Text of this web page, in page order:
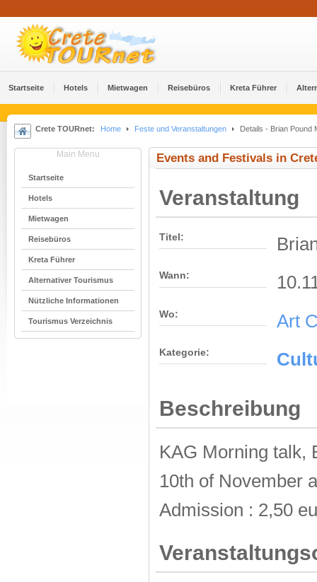
Startseite Hotels Mietwagen Reisebüros Kreta Führer
Crete TOURnet: Home Feste und Veranstaltungen Details - Brian Pound
Main Menu
Startseite
Hotels
Mietwagen
Reisebüros
Kreta Führer
Alternativer Tourismus
Nützliche Informationen
Tourismus Verzeichnis
Events and Festivals in
Veranstaltung
Titel:
Wann:
Wo: Art
Kategorie:
Beschreibung
ΚΑG Morning talk,
10th of November
Admission : 2,50